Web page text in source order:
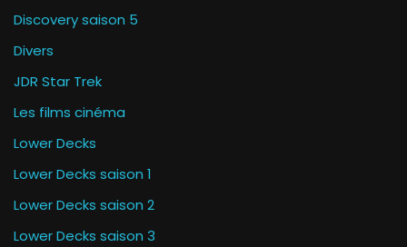
Discovery saison 5
Divers
JDR Star Trek
Les films cinéma
Lower Decks
Lower Decks saison 1
Lower Decks saison 2
Lower Decks saison 3